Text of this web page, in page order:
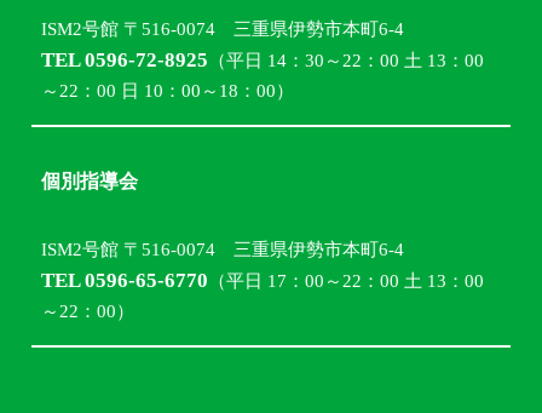
ISM2号館 〒516-0074 三重県伊勢市本町6-4
TEL 0596-72-8925 （平日 14：30～22：00 土 13：00
～22：00 日 10：00～18：00）
個別指導会
ISM2号館 〒516-0074 三重県伊勢市本町6-4
TEL 0596-65-6770 （平日 17：00～22：00 土 13：00
～22：00）